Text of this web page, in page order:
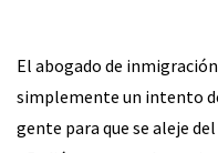
El abogado de
simplemente un intento
gente para que se aleje